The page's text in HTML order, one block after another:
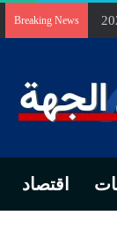
Breaking News
اقتصاد